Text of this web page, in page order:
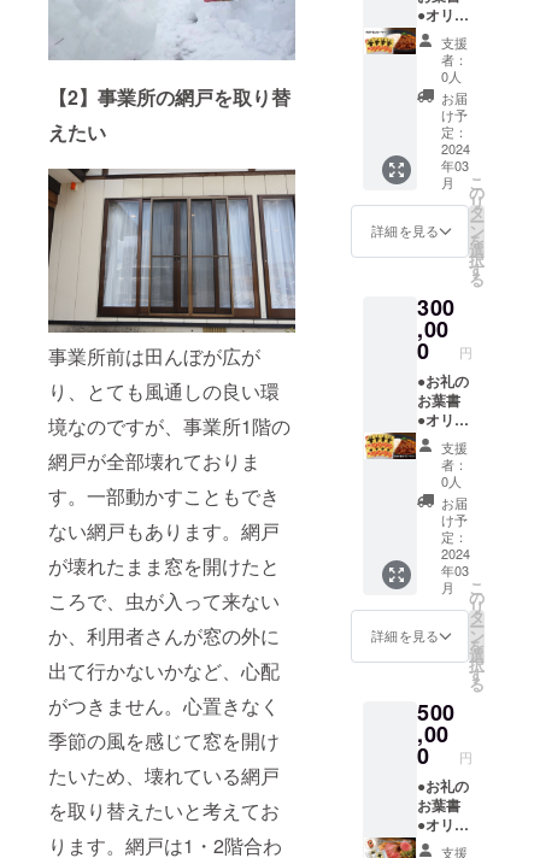
【2】事業所の網戸を取り替
えたい
事業所前は田んぼが広が
り、とても風通しの良い環
境なのですが、事業所1階の
網戸が全部壊れておりま
す。一部動かすこともでき
ない網戸もあります。網戸
が壊れたまま窓を開けたと
ころで、虫が入って来ない
か、利用者さんが窓の外に
出て行かないかなど、心配
がつきません。心置きなく
季節の風を感じて窓を開け
たいため、壊れている網戸
を取り替えたいと考えてお
ります。網戸は1・2階合わ
ださ
い。
す。
「上乗
せ支援
で応援
しよ
う」の
欄があ
ります
のでご
検討い
ただけ
ますと
期より
前に届
く場合
がござ
いま
す。詳
しくは
本文の
「■リ
ターン
品と実
施スケ
ジュー
ル」を
ご覧く
ださ
い。
ミック
ス／賞
味期限
は製造
から1
年。 ・
ヘルス
ベジ
スープ
／賞味
期限は
製造日
6ヵ月、
よって
前後い
たしま
す。 ヘ
ルスベ
ジスー
プの7つ
の
味……
魚介と
野菜の
ブロス
スープ
／野菜
のグ
リーン
ポター
ジュ／
／野菜
の豆乳
チャウ
ダー／
豆と野
菜のバ
スク風
スープ
からの
お楽し
み ●あ
きたこ
まち
2kg（常
温） を
お送り
しま
す。 ・
漬物
（がっ
こ）／
消費期
造から
180日。
・ハパ
ライス
／消費
期限は
商品の
下部に
記載。
・パン
ケーキ
ミック
ス／賞
味期限
は製造
から1
年。 ・
ヘルス
ベジ
スープ
期限は
製造日
から約
6ヵ月、
商品に
よって
前後い
たしま
本入）
約
200g×1
個（常
温） ●
ハパラ
イス
150g×3
個（常
温） ●
パン
ケーキ
ミック
ス（プ
ン）
100g×2
袋（常
温） ●
ヘルス
ベジ
スープ
約180g
味5種類
×各1袋
＝合計5
袋（冷
凍）…
味は7つ
からの
お楽し
み ●あ
きたこ
まち
2kg（常
お送り
しま
す。 ・
がっこ
（漬
物）／
消費期
限は製
●オリジ
ナルク
リア
ファイ
ル 1枚
●松前
がっこ
200g×2
個（常
温） ●
いぶり
がっこ
（スラ
イス）
200g×2
個（常
温） ●
いぶり
がっこ
（ミニ2
本入）
約
200g×2
個（常
温） ●
秋田の
極み
芳醇
いぶり
がっ
こ 約
140g×2
個（常
温） ●
イス
150g×6
個（常
温） ●
パン
ケーキ
ミック
ス（プ
支援
者：
0人
お届
け予
定：
2024
年03
月
詳細を見る
こ
の
リ
タ
ー
ン
を
選
択
す
る
300
,00
0 円
●お礼の
お葉書
●オリジ
ナルク
リア
ファイ
ル 1枚
●松前
がっこ
200g×2
個（常
温） ●
いぶり
がっこ
（スラ
イス）
200g×2
個（常
温） ●
いぶり
がっこ
（ミニ2
本入）
約
支援
者：
0人
お届
け予
定：
2024
年03
月
詳細を見る
こ
の
リ
タ
ー
ン
を
選
択
す
る
500
,00
0 円
●お礼の
お葉書
●オリジ
ナルク
支援